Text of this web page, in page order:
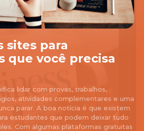
sites para
que você precisa
lidar com provas, trabalhos,
atividades complementares e uma
parar. A boa notícia é que existem
estudantes que podem deixar tudo
Com algumas plataformas gratuitas